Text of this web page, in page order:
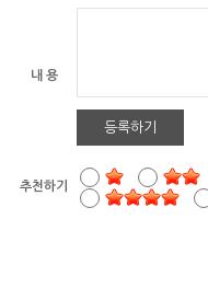
내 용
등록하기
추천하기